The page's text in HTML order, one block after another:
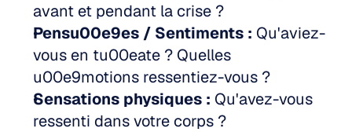
avant et pendant la crise ?
Pensu00e9es / Sentiments : Qu'aviez-
vous en tu00eate ? Quelles
u00e9motions ressentiez-vous ?
Sensations physiques : Qu'avez-vous
ressenti dans votre corps ?